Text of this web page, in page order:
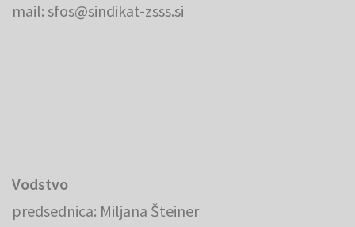
mail: sfos@sindikat-zsss.si
Vodstvo
predsednica: Miljana Šteiner